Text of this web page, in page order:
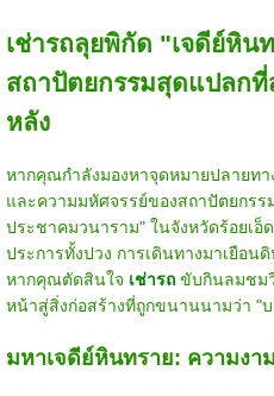
เช่ารถลุยพิกัด "เจดีย์หิน
สถาปัตยกรรมสุดแปลกที่
หลัง
หากคุณกำลังมองหาจุดหมายปลายท
และความมหัศจรรย์ของสถาปัตยกรร
ประชาคมวนาราม" ในจังหวัดร้อยเ
ประการทั้งปวง การเดินทางมาเยือ
หากคุณตัดสินใจ เช่ารถขับกินลมชมวิ
หน้าสู่สิ่งก่อสร้างที่ถูกขนานนามว่า "บ
มหาเจดีย์หินทราย: ความงา